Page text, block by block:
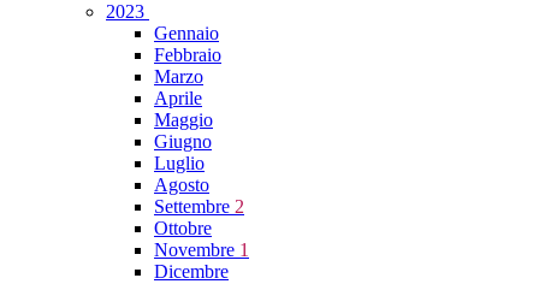
2023
Gennaio
Febbraio
Marzo
Aprile
Maggio
Giugno
Luglio
Agosto
Settembre 2
Ottobre
Novembre 1
Dicembre